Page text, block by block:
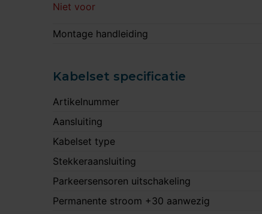
Niet voor
Montage handleiding
Kabelset specificatie
Artikelnummer
Aansluiting
Kabelset type
Stekkeraansluiting
Parkeersensoren uitschakeling
Permanente stroom +30 aanwezig